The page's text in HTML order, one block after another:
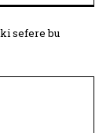
sefere bu